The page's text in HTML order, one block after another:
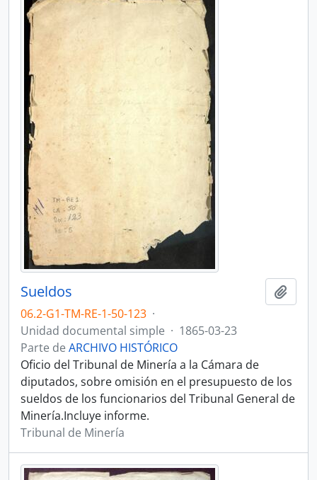
Sueldos
06.2-G1-TM-RE-1-50-123 ·
Unidad documental simple · 1865-03-23
Parte de ARCHIVO HISTÓRICO
Oficio del Tribunal de Minería a la Cámara de
diputados, sobre omisión en el presupuesto de los
sueldos de los funcionarios del Tribunal General de
Minería.Incluye informe.
Tribunal de Minería